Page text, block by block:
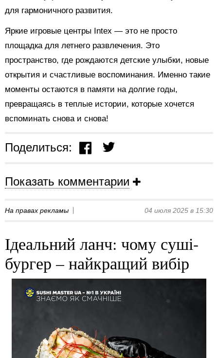
для гармоничного развития.
Яркие игровые центры Intex — это не просто
площадка для летнего развлечения. Это
пространство, где рождаются детские улыбки, новые
открытия и счастливые воспоминания. Именно такие
моменты остаются в памяти на долгие годы,
превращаясь в теплые истории, которые хочется
вспоминать снова и снова!
Поделиться:
Показать комментарии
На правах рекламы 04 июля 2025 в 15:30
Ідеальний ланч: чому суші-
бургер – найкращий вибір